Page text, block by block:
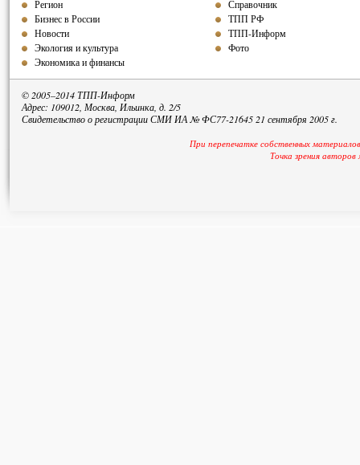
Регион
Бизнес в России
Новости
Экология и культура
Экономика и финансы
Справочник
ТПП РФ
ТПП-Информ
Фото
© 2005–2014 ТПП-Информ
Адрес: 109012, Москва, Ильинка, д. 2/5
Свидетельство о регистрации СМИ ИА № ФС77-21645 21 сентября 2005 г.
При перепечатке собственных
Точка зрения